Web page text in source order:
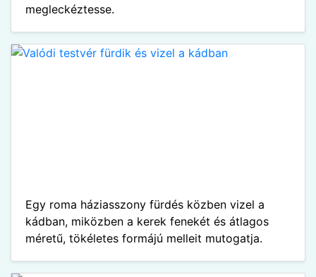
megleckéztesse.
Egy roma háziasszony fürdés közben vizel a
kádban, miközben a kerek fenekét és átlagos
méretű, tökéletes formájú melleit mutogatja.